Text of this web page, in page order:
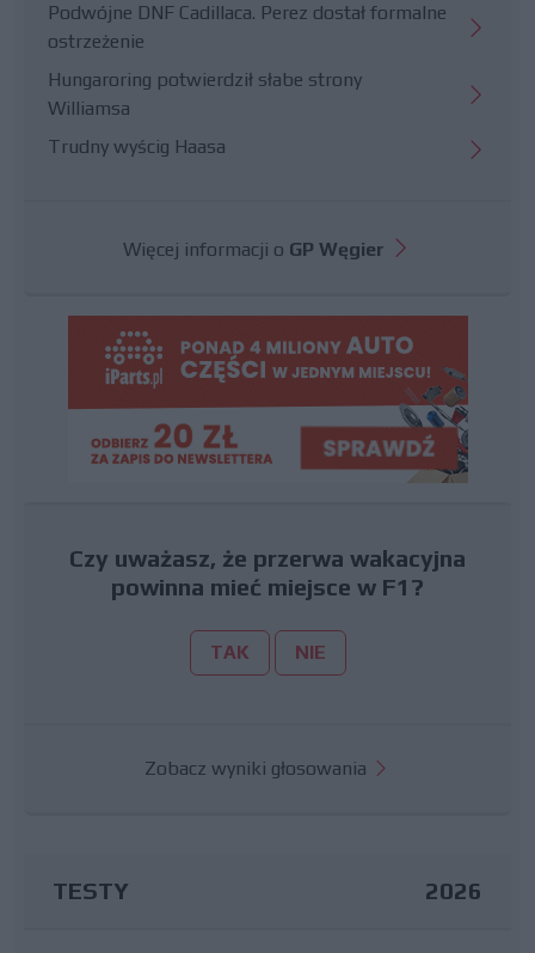
Podwójne DNF Cadillaca. Perez dostał formalne
ostrzeżenie
Hungaroring potwierdził słabe strony
Williamsa
Trudny wyścig Haasa
Więcej informacji o GP Węgier
Czy uważasz, że przerwa wakacyjna
powinna mieć miejsce w F1?
TAK NIE
Zobacz wyniki głosowania
TESTY 2026